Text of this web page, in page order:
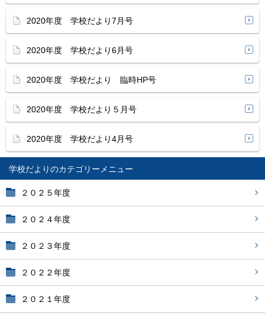
学校だより
２０２５年度
２０２４年度
２０２３年度
２０２２年度
２０２１年度
2020年度 学校だより7月号
2020年度 学校だより6月号
2020年度 学校だより 臨時HP号
2020年度 学校だより５月号
2020年度 学校だより4月号